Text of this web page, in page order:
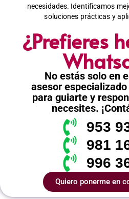
necesidades. Identificamos
soluciones prácticas y
¿Prefieres
No estás solo en
asesor
para guiarte y
necesites.
953
981
996
Quiero ponerme en